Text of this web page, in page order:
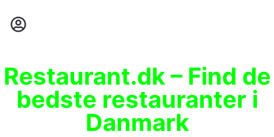
Restaurant.dk – Find de
bedste restauranter i
Danmark